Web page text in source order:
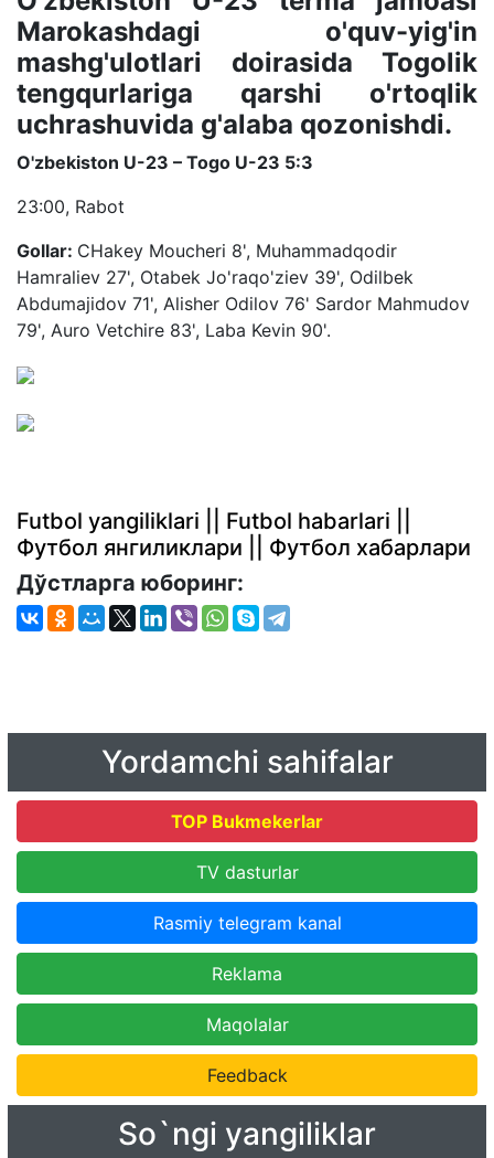
Marokashdagi o'quv-yig'in
mashg'ulotlari doirasida Togolik
tengqurlariga qarshi o'rtoqlik
uchrashuvida g'alaba qozonishdi.
O'zbekiston U-23 – Togo U-23 5:3
23:00, Rabot
Gollar: CHakey Moucheri 8', Muhammadqodir
Hamraliev 27', Otabek Jo'raqo'ziev 39', Odilbek
Abdumajidov 71', Alisher Odilov 76' Sardor Mahmudov
79', Auro Vetchire 83', Laba Kevin 90'.
Futbol yangiliklari || Futbol habarlari ||
Футбол янгиликлари || Футбол хабарлари
Дўстларга юборинг:
Yordamchi sahifalar
TOP Bukmekerlar
TV dasturlar
Rasmiy telegram kanal
Reklama
Maqolalar
Feedback
So`ngi yangiliklar